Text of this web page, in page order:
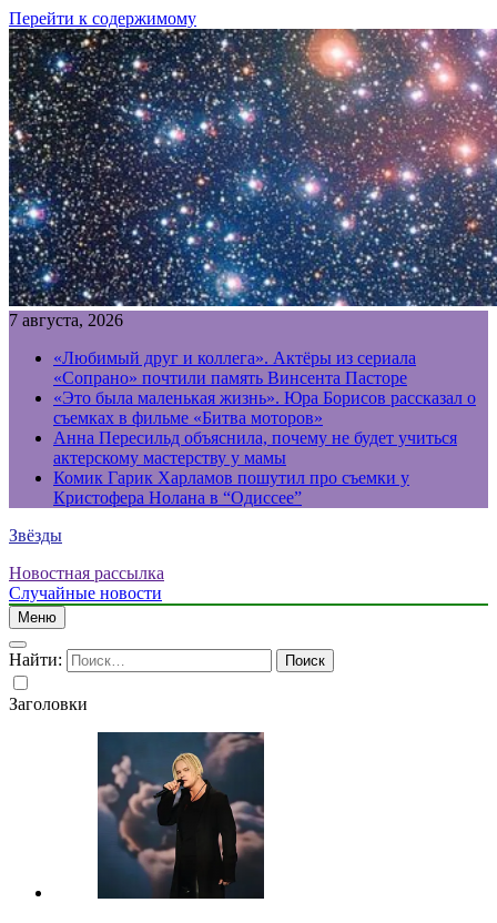
Перейти к содержимому
7 августа, 2026
«Любимый друг и коллега». Актёры из сериала
«Сопрано» почтили память Винсента Пасторе
«Это была маленькая жизнь». Юра Борисов рассказал о
съемках в фильме «Битва моторов»
Анна Пересильд объяснила, почему не будет учиться
актерскому мастерству у мамы
Комик Гарик Харламов пошутил про съемки у
Кристофера Нолана в “Одиссее”
Звёзды
Новостная рассылка
Случайные новости
Меню
Найти:
Заголовки